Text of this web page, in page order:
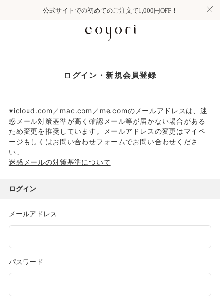
公式サイトでの初めてのご注文で1,000円OFF！
ログイン・新規会員登録
※icloud.com／mac.com／me.comのメールアドレスは、迷
惑メール対策基準が高く確認メール等が届かない場合がある
ため変更を推奨しています。メールアドレスの変更はマイペ
ージもしくはお問い合わせフォームでお問い合わせくださ
い。
迷惑メールの対策基準について
ログイン
メールアドレス
パスワード